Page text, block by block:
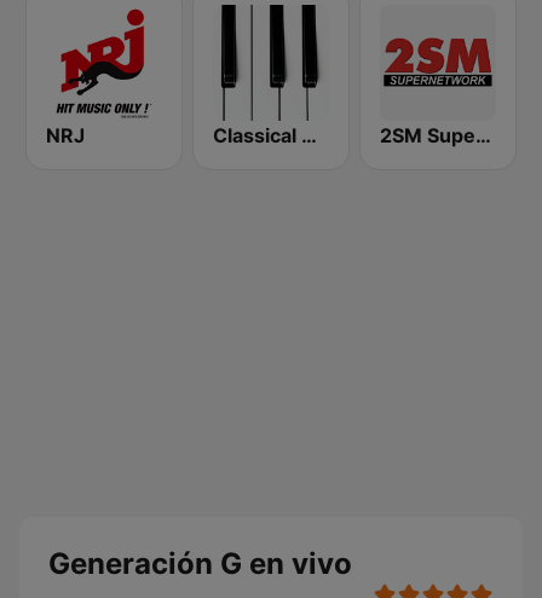
NRJ Classical Horizon Radio (International) 2SM Super Radio
Generación G en vivo